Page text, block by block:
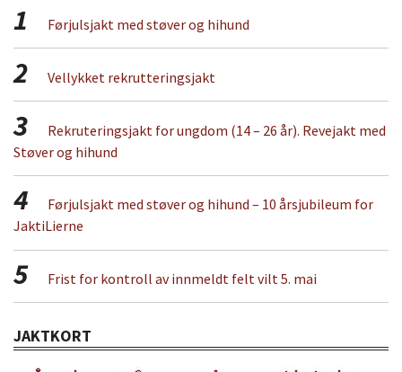
1 Førjulsjakt med støver og hihund
2 Vellykket rekrutteringsjakt
3
Rekruteringsjakt for ungdom (14 – 26 år). Revejakt med
Støver og hihund
4
Førjulsjakt med støver og hihund – 10 årsjubileum for
JaktiLierne
5 Frist for kontroll av innmeldt felt vilt 5. mai
JAKTKORT